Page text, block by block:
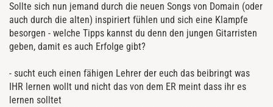
Sollte sich nun jemand durch die neuen Songs von Domain (oder
auch durch die alten) inspiriert fühlen und sich eine Klampfe
besorgen - welche Tipps kannst du denn den jungen Gitarristen
geben, damit es auch Erfolge gibt?
- sucht euch einen fähigen Lehrer der euch das beibringt was
IHR lernen wollt und nicht das von dem ER meint dass ihr es
lernen solltet